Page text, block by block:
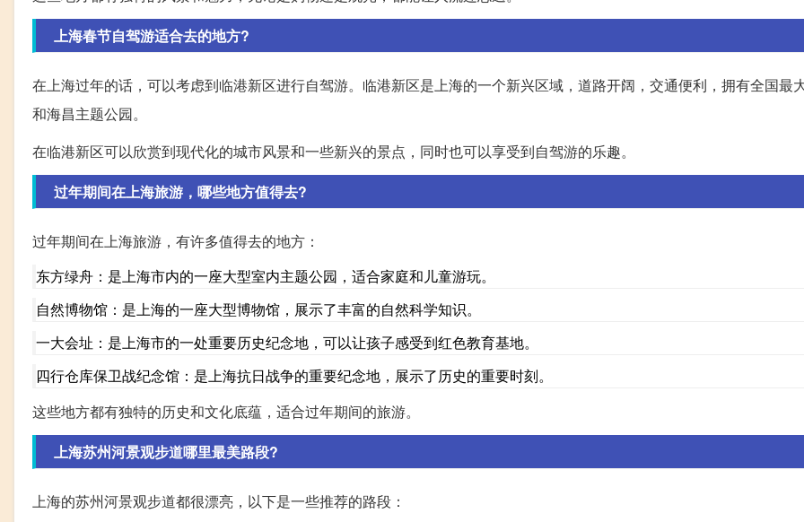
上海春节自驾游适合去的地方?
在上海过年的话，可以考虑到临港新区进行自驾游。临港新区是上海的一个新兴区域，道路开阔，交通便利，拥有全国最
和海昌主题公园。
在临港新区可以欣赏到现代化的城市风景和一些新兴的景点，同时也可以享受到自驾游的乐趣。
过年期间在上海旅游，哪些地方值得去?
过年期间在上海旅游，有许多值得去的地方：
东方绿舟：是上海市内的一座大型室内主题公园，适合家庭和儿童游玩。
自然博物馆：是上海的一座大型博物馆，展示了丰富的自然科学知识。
一大会址：是上海市的一处重要历史纪念地，可以让孩子感受到红色教育基地。
四行仓库保卫战纪念馆：是上海抗日战争的重要纪念地，展示了历史的重要时刻。
这些地方都有独特的历史和文化底蕴，适合过年期间的旅游。
上海苏州河景观步道哪里最美路段?
上海的苏州河景观步道都很漂亮，以下是一些推荐的路段：